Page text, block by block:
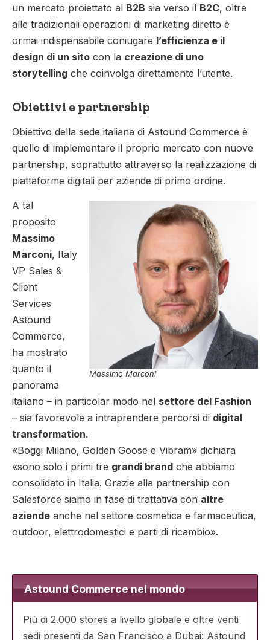
un mercato proiettato al B2B sia verso il B2C, oltre
alle tradizionali operazioni di marketing diretto è
ormai indispensabile coniugare l’efficienza e il
design di un sito con la creazione di uno
storytelling che coinvolga direttamente l’utente.
Obiettivi e partnership
Obiettivo della sede italiana di Astound Commerce è
quello di implementare il proprio mercato con nuove
partnership, soprattutto attraverso la realizzazione di
piattaforme digitali per aziende di primo ordine.
Massimo Marconi
A tal
proposito
Massimo
Marconi, Italy
VP Sales &
Client
Services
Astound
Commerce,
ha mostrato
quanto il
panorama
italiano – in particolar modo nel settore del Fashion
– sia favorevole a intraprendere percorsi di digital
transformation.
«Boggi Milano, Golden Goose e Vibram» dichiara
«sono solo i primi tre grandi brand che abbiamo
consolidato in Italia. Grazie alla partnership con
Salesforce siamo in fase di trattativa con altre
aziende anche nel settore cosmetica e farmaceutica,
outdoor, elettrodomestici e parti di ricambio».
Astound Commerce nel mondo
Più di 2.000 stores a livello globale e oltre venti
sedi presenti da San Francisco a Dubai: Astound